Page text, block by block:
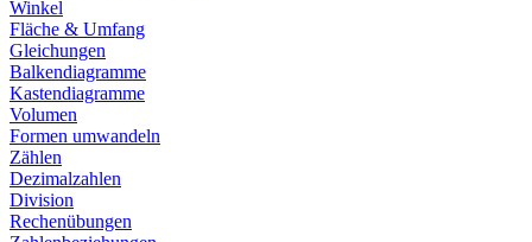
Winkel
Fläche & Umfang
Gleichungen
Balkendiagramme
Kastendiagramme
Volumen
Formen umwandeln
Zählen
Dezimalzahlen
Division
Rechenübungen